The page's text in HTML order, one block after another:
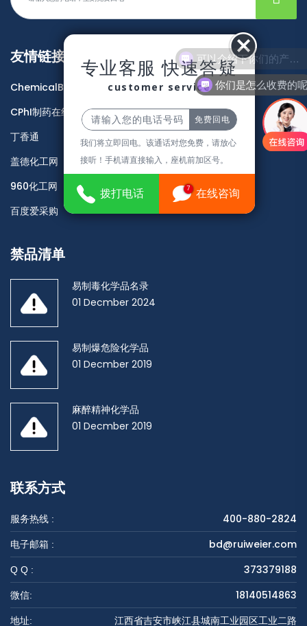
专业客服 快速答疑
customer service
我们将立即回电。该通话对您免费，请放心
接听！手机请直接输入，座机前加区号。
拨打电话 7 在线咨询
友情链接
ChemicalBook
CPhI制药在线
丁香通
盖德化工网
960化工网
百度爱采购
禁品清单
易制毒化学品名录
01 Decmber 2024
易制爆危险化学品
01 Decmber 2019
麻醉精神化学品
01 Decmber 2019
联系方式
服务热线 : 400-880-2824
电子邮箱 : bd@ruiweier.com
Q Q : 373379188
微信: 18140514863
地址: 江西省吉安市峡江县城南工业园区工业二路
你们是怎么收费的